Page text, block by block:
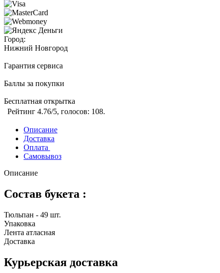
Город:
Нижний Новгород
Гарантия сервиса
Баллы за покупки
Бесплатная открытка
Рейтинг 4.76/5, голосов: 108.
Описание
Доставка
Оплата
Самовывоз
Описание
Состав букета :
Тюльпан - 49 шт.
Упаковка
Лента атласная
Доставка
Курьерская доставка